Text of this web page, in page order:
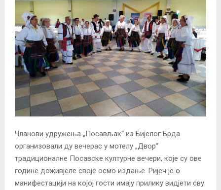
Чланови удружења „Посављак“ из Бијелог Брда
организовали ду вечерас у мотелу „Двор“
традиционалне Посавске културне вечери, које су ове
године доживјеле своје осмо издање. Ријеч је о
манифестацији на којој гости имају прилику видјети сву